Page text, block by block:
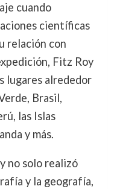
cuando
científicas
relación con
Fitz Roy
lugares alrededor
Brasil,
las Islas
y más.
no solo realizó
y la geografía,